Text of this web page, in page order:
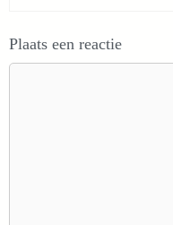
Plaats een reactie